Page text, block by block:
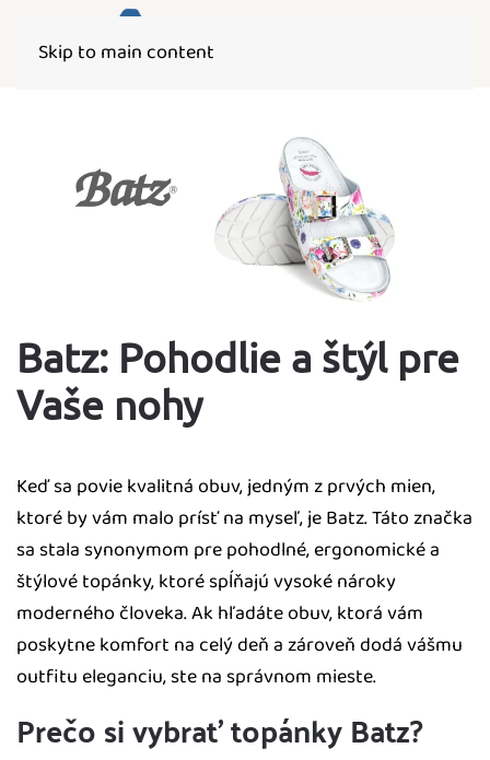
Skip to main content
Batz: Pohodlie a štýl pre
Vaše nohy
Keď sa povie kvalitná obuv, jedným z prvých mien,
ktoré by vám malo prísť na myseľ, je Batz. Táto značka
sa stala synonymom pre pohodlné, ergonomické a
štýlové topánky, ktoré spĺňajú vysoké nároky
moderného človeka. Ak hľadáte obuv, ktorá vám
poskytne komfort na celý deň a zároveň dodá vášmu
outfitu eleganciu, ste na správnom mieste.
Prečo si vybrať topánky Batz?